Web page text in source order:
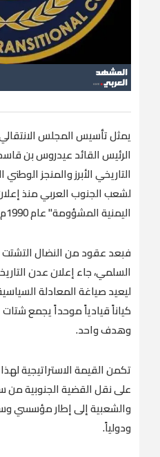
يمثل تأسيس المجلس
الرئيس القائد عيدروس بن
التاريخي الأبرز والمنجز
لشعب الجنوب العربي منذ
اليمنية المشؤومة" عام 1990م وحتى اليوم.
فبعد عقود من النضال التشتت
ليعيد صياغة المعادلة
كياناً قيادياً موحداً يجمع
وهدف واحد.
تكمن القيمة الاستراتيجية
على نقل القضية الجنوبية من
والشعبية إلى إطار مؤسسي
ودولياً.